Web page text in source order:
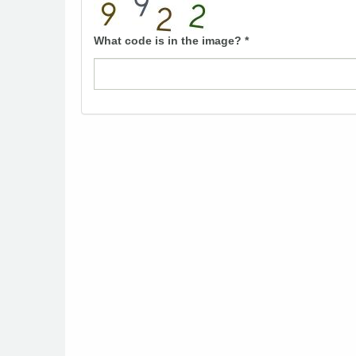
What code is in the image? *